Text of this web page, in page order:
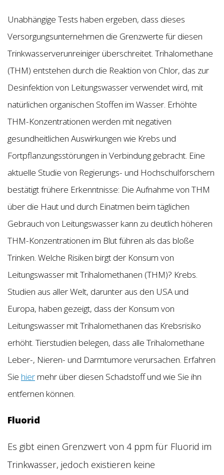
Unabhängige Tests haben ergeben, dass dieses
Versorgungsunternehmen die Grenzwerte für diesen
Trinkwasserverunreiniger überschreitet. Trihalomethane
(THM) entstehen durch die Reaktion von Chlor, das zur
Desinfektion von Leitungswasser verwendet wird, mit
natürlichen organischen Stoffen im Wasser. Erhöhte
THM-Konzentrationen werden mit negativen
gesundheitlichen Auswirkungen wie Krebs und
Fortpflanzungsstörungen in Verbindung gebracht. Eine
aktuelle Studie von Regierungs- und Hochschulforschern
bestätigt frühere Erkenntnisse: Die Aufnahme von THM
über die Haut und durch Einatmen beim täglichen
Gebrauch von Leitungswasser kann zu deutlich höheren
THM-Konzentrationen im Blut führen als das bloße
Trinken. Welche Risiken birgt der Konsum von
Leitungswasser mit Trihalomethanen (THM)? Krebs.
Studien aus aller Welt, darunter aus den USA und
Europa, haben gezeigt, dass der Konsum von
Leitungswasser mit Trihalomethanen das Krebsrisiko
erhöht. Tierstudien belegen, dass alle Trihalomethane
Leber-, Nieren- und Darmtumore verursachen. Erfahren
Sie hier mehr über diesen Schadstoff und wie Sie ihn
entfernen können.
Fluorid
Es gibt einen Grenzwert von 4 ppm für Fluorid im
Trinkwasser, jedoch existieren keine